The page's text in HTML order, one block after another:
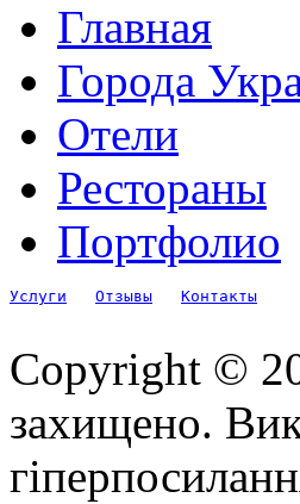
Главная
Города
Отели
Рестораны
Портфолио
Услуги Отзывы Контакты
Copyright ©
захищено.